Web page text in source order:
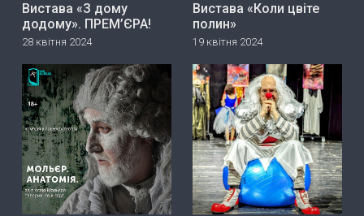
Вистава «З дому
додому». ПРЕМ’ЄРА!
28 квітня 2024
Вистава «Коли цвіте
полин»
19 квітня 2024